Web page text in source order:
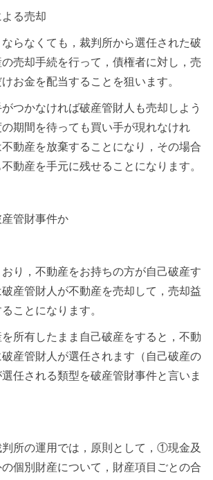
る売却
らなくても，裁判所から選任された破
売却手続を行って，債権者に対し，売
お金を配当することを狙います。
つかなければ破産管財人も売却しよう
期間を待っても買い手が現れなけれ
動産を放棄することになり，その場合
動産を手元に残せることになります。
管財事件か
り，不動産をお持ちの方が自己破産す
産管財人が不動産を売却して，売却益
ことになります。
所有したまま自己破産をすると，不動
産管財人が選任されます（自己破産の
任される類型を破産管財事件と言いま
所の運用では，原則として，①現金及
個別財産について，財産項目ごとの合